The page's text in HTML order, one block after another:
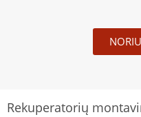
Rekuperatorių